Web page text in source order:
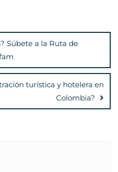
Súbete a la Ruta de
turística y hotelera en
Colombia?